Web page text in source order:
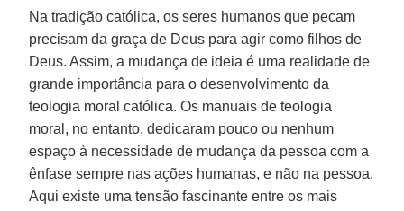
Na tradição católica, os seres humanos que pecam
precisam da graça de Deus para agir como filhos de
Deus. Assim, a mudança de ideia é uma realidade de
grande importância para o desenvolvimento da
teologia moral católica. Os manuais de teologia
moral, no entanto, dedicaram pouco ou nenhum
espaço à necessidade de mudança da pessoa com a
ênfase sempre nas ações humanas, e não na pessoa.
Aqui existe uma tensão fascinante entre os mais